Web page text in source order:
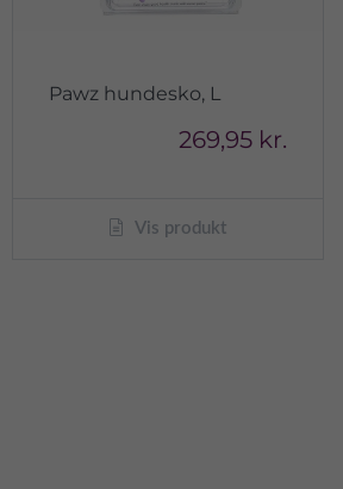
Pawz hundesko, L
269,95 kr.
Vis produkt